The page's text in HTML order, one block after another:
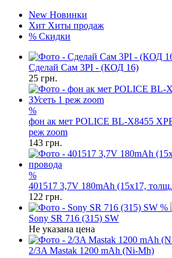
New Новинки
Хит Хиты продаж
% Скидки
Сделай Сам 3PI - (КОД 16)
25 грн.
%
фон ак мет POLICE BL-X8455
реж zoom
143 грн.
%
401517 3,7V 180mAh (15x17,
122 грн.
%
Sony SR 716 (315) SW
Не указана цена
2/3A Mastak 1200 mAh (Ni-Mh)